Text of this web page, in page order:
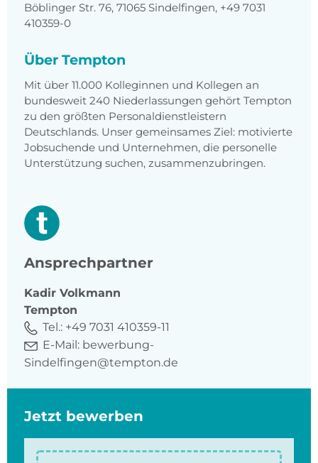
Böblinger Str. 76, 71065 Sindelfingen, +49 7031
410359-0
Über Tempton
Mit über 11.000 Kolleginnen und Kollegen an
bundesweit 240 Niederlassungen gehört Tempton
zu den größten Personaldienstleistern
Deutschlands. Unser gemeinsames Ziel: motivierte
Jobsuchende und Unternehmen, die personelle
Unterstützung suchen, zusammenzubringen.
Ansprechpartner
Kadir Volkmann
Tempton
Tel.: +49 7031 410359-11
E-Mail: bewerbung-
Sindelfingen@tempton.de
Jetzt bewerben